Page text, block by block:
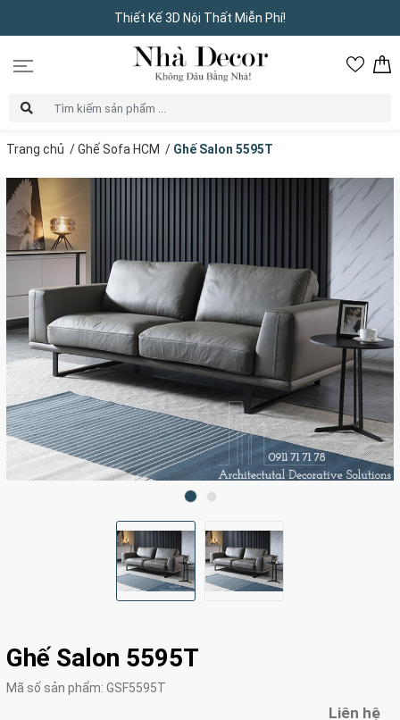
Thiết Kế 3D Nội Thất Miễn Phí!
Trang chủ /Ghế Sofa HCM / Ghế Salon 5595T
Ghế Salon 5595T
Mã số sản phẩm: GSF5595T
Liên hệ